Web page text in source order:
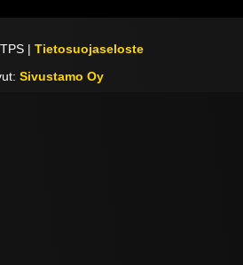
|Tietosuojaseloste
Sivustamo Oy